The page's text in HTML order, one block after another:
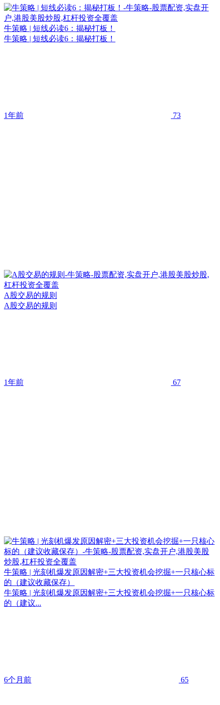
牛策略 | 短线必读6：揭秘打板！
牛策略 | 短线必读6：揭秘打板！
1年前 73
A股交易的规则
A股交易的规则
1年前 67
牛策略 | 光刻机爆发原因解密+三大投资机会挖掘+一只核心标
的（建议收藏保存）
牛策略 | 光刻机爆发原因解密+三大投资机会挖掘+一只核心标
的（建议...
6个月前 65